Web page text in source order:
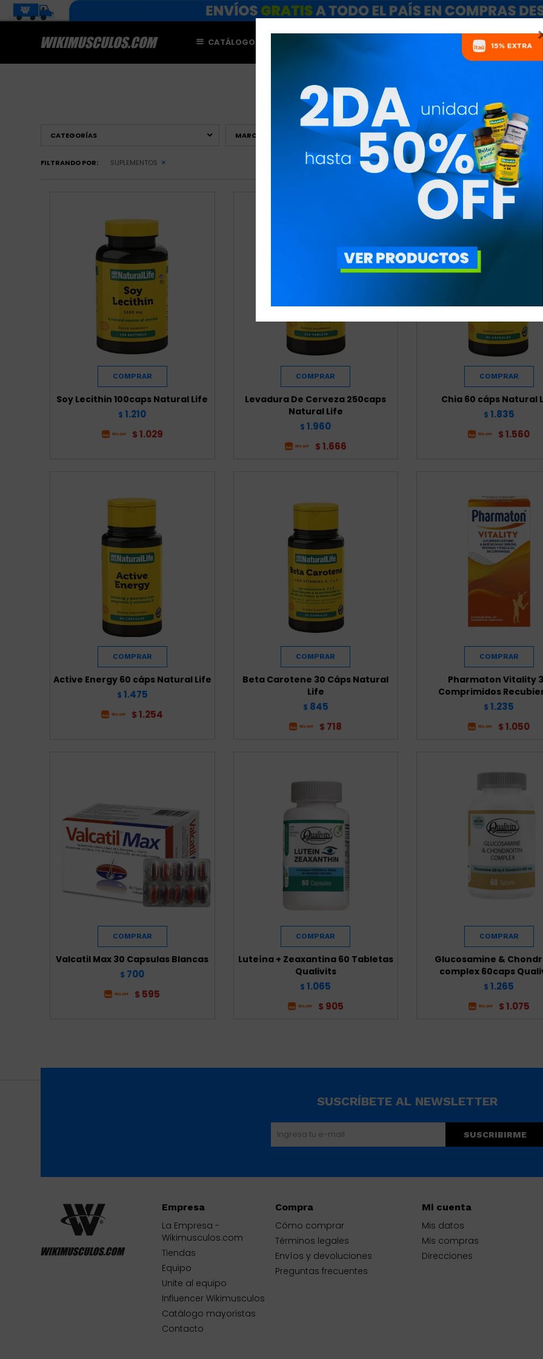
CATÁLOGO NUTRICIONISTAS
SUPLEMENTOS
CATEGORÍAS MARCAS PRECIO($)
FILTRANDO POR: SUPLEMENTOS
Soy Lecithin 100caps Natural Life
$ 1.210
$ 1.029
Levadura De Cerveza 250caps
Natural Life
$ 1.960
$ 1.666
Chia 60 cáps Natural
$ 1.835
$ 1.560
Active Energy 60 cáps Natural Life
$ 1.475
$ 1.254
Beta Carotene 30 Cáps Natural
Life
$ 845
$ 718
Pharmaton Vitality
Comprimidos
$ 1.235
$ 1.050
Valcatil Max 30 Capsulas Blancas
$ 700
$ 595
Luteína + Zeaxantina 60 Tabletas
Qualivits
$ 1.065
$ 905
Glucosamine &
complex 60caps
$ 1.265
$ 1.075
Empresa
La Empresa -
Wikimusculos.com
Tiendas
Equipo
Unite al equipo
Influencer Wikimusculos
Catálogo mayoristas
Contacto
Compra
Cómo comprar
Términos legales
Envíos y devoluciones
Preguntas frecuentes
Mi cuenta
Mis datos
Mis compras
Direcciones
SUSCRÍBETE AL NEWSLETTER
SUSCRIBIRME